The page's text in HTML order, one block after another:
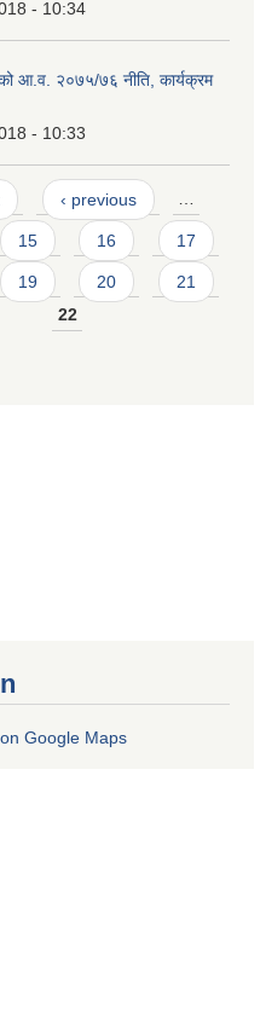
- 10:34
आ.व. २०७५/७६ नीति, कार्यक्रम
- 10:33
‹ previous …
15 16 17
19 20
21
22
Google Maps